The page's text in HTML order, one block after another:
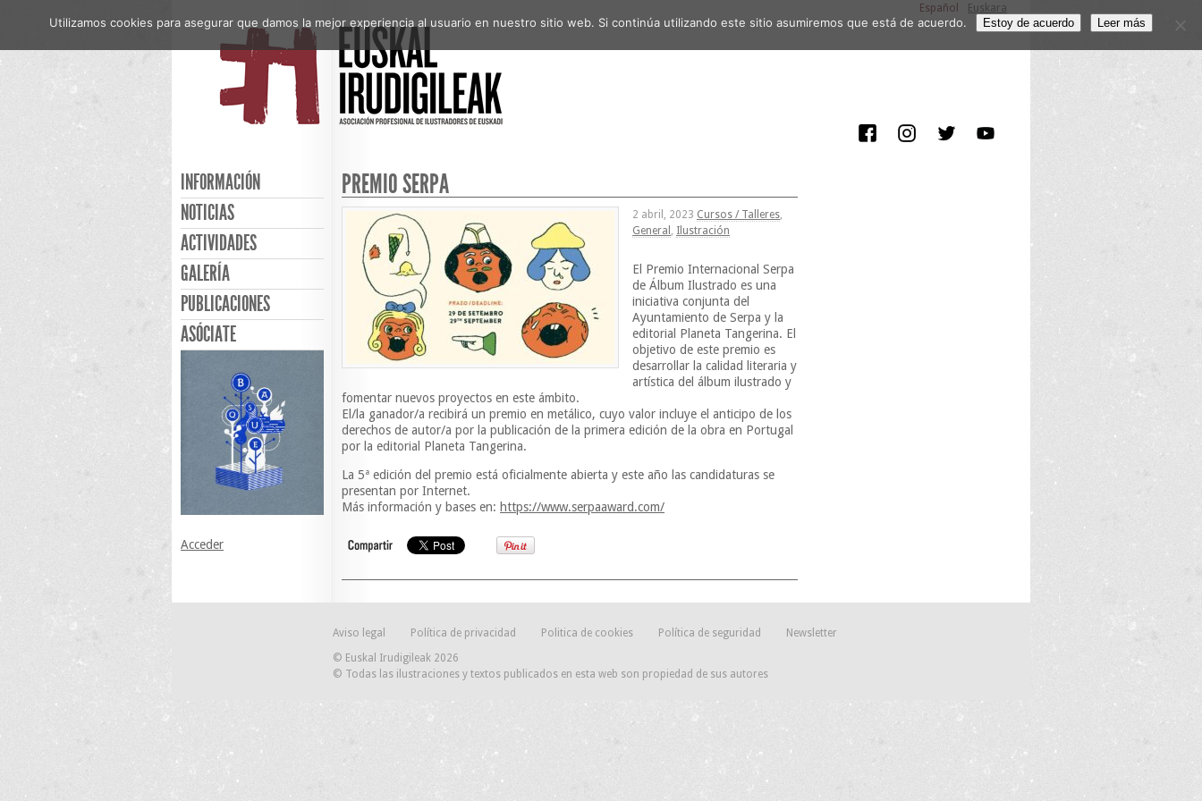
Español Euskara
INFORMACIÓN
NOTICIAS
ACTIVIDADES
GALERÍA
PUBLICACIONES
ASÓCIATE
Acceder
PREMIO SERPA
2 abril, 2023 Cursos / Talleres,
General , Ilustración
El Premio Internacional Serpa
de Álbum Ilustrado es una
iniciativa conjunta del
Ayuntamiento de Serpa y la
editorial Planeta Tangerina. El
objetivo de este premio es
desarrollar la calidad literaria y
artística del álbum ilustrado y
fomentar nuevos proyectos en este ámbito.
El/la ganador/a recibirá un premio en metálico, cuyo valor incluye el anticipo de los
derechos de autor/a por la publicación de la primera edición de la obra en Portugal
por la editorial Planeta Tangerina.
La 5ª edición del premio está oficialmente abierta y este año las candidaturas se
presentan por Internet.
Más información y bases en: https://www.serpaaward.com/
Aviso legal Política de privacidad Politica de cookies Política de seguridad
Newsletter
© Euskal Irudigileak 2026
© Todas las ilustraciones y textos publicados en esta web son propiedad de sus autores
Utilizamos cookies para asegurar que damos la mejor experiencia al usuario en nuestro sitio web. Si continúa utilizando este sitio asumiremos que está de acuerdo. Estoy de acuerdo Leer más